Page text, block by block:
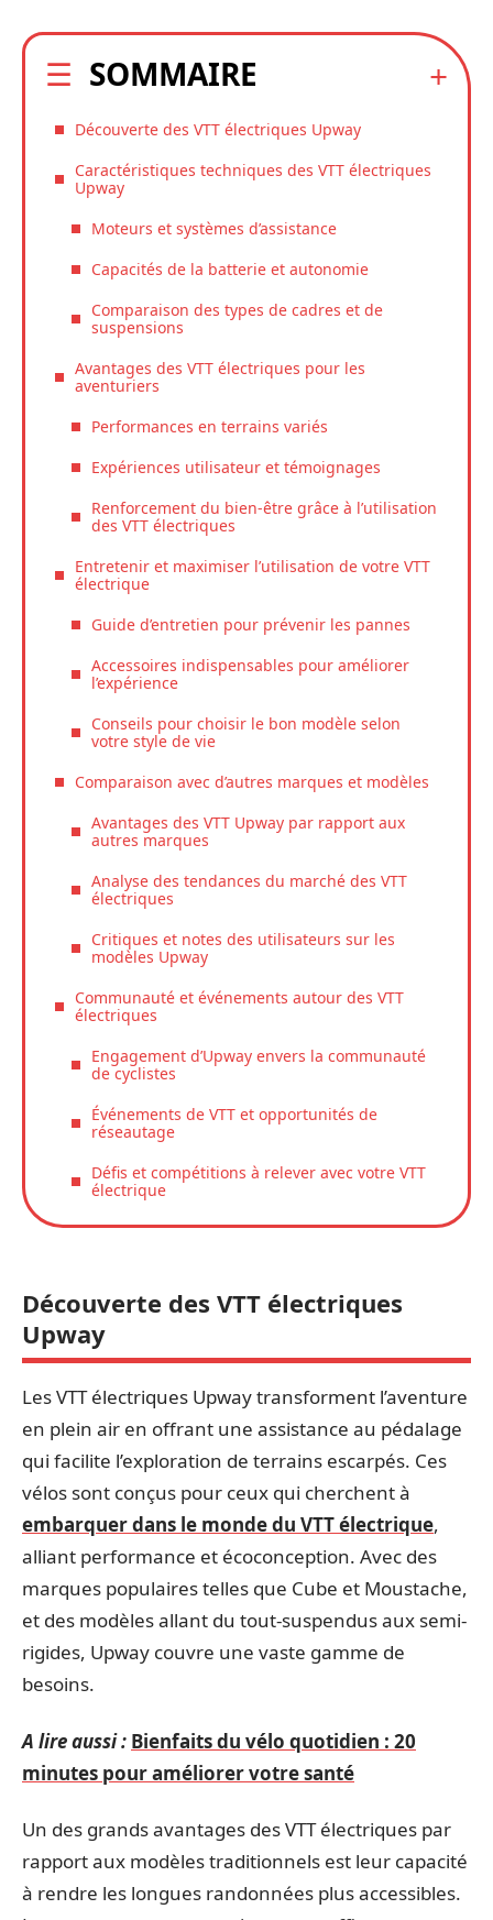
SOMMAIRE
Découverte des VTT électriques Upway
Caractéristiques techniques des VTT électriques
Upway
Moteurs et systèmes d’assistance
Capacités de la batterie et autonomie
Comparaison des types de cadres et de
suspensions
Avantages des VTT électriques pour les
aventuriers
Performances en terrains variés
Expériences utilisateur et témoignages
Renforcement du bien-être grâce à l’utilisation
des VTT électriques
Entretenir et maximiser l’utilisation de votre VTT
électrique
Guide d’entretien pour prévenir les pannes
Accessoires indispensables pour améliorer
l’expérience
Conseils pour choisir le bon modèle selon
votre style de vie
Comparaison avec d’autres marques et modèles
Avantages des VTT Upway par rapport aux
autres marques
Analyse des tendances du marché des VTT
électriques
Critiques et notes des utilisateurs sur les
modèles Upway
Communauté et événements autour des VTT
électriques
Engagement d’Upway envers la communauté
de cyclistes
Événements de VTT et opportunités de
réseautage
Défis et compétitions à relever avec votre VTT
électrique
Découverte des VTT électriques
Upway
Les VTT électriques Upway transforment l’aventure
en plein air en offrant une assistance au pédalage
qui facilite l’exploration de terrains escarpés. Ces
vélos sont conçus pour ceux qui cherchent à
embarquer dans le monde du VTT électrique,
alliant performance et écoconception. Avec des
marques populaires telles que Cube et Moustache,
et des modèles allant du tout-suspendus aux semi-
rigides, Upway couvre une vaste gamme de
besoins.
A lire aussi : Bienfaits du vélo quotidien : 20
minutes pour améliorer votre santé
Un des grands avantages des VTT électriques par
rapport aux modèles traditionnels est leur capacité
à rendre les longues randonnées plus accessibles.